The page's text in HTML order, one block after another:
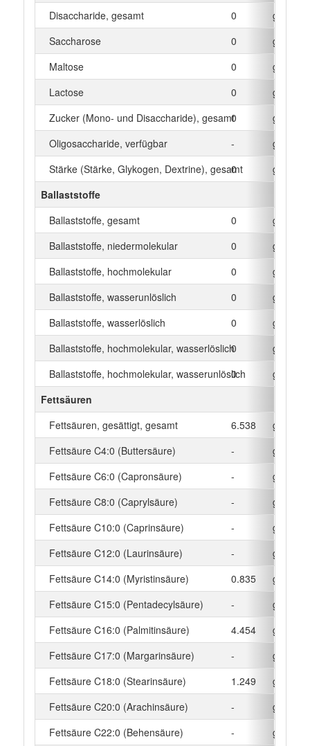
Disaccharide, gesamt
0
g
Saccharose
0
g
Maltose
0
g
Lactose
0
g
Zucker (Mono- und Disaccharide), gesamt0
g
Oligosaccharide, verfügbar
-
g
Stärke (Stärke, Glykogen, Dextrine), gesamt
0
g
Ballaststoffe
Ballaststoffe, gesamt
0
g
Ballaststoffe, niedermolekular
0
g
Ballaststoffe, hochmolekular
0
g
Ballaststoffe, wasserunlöslich
0
g
Ballaststoffe, wasserlöslich
0
g
Ballaststoffe, hochmolekular, wasserlöslich0
g
Ballaststoffe, hochmolekular, wasserunlöslich
0
g
Fettsäuren
Fettsäuren, gesättigt, gesamt
6.538
g
Fettsäure C4:0 (Buttersäure)
-
g
Fettsäure C6:0 (Capronsäure)
-
g
Fettsäure C8:0 (Caprylsäure)
-
g
Fettsäure C10:0 (Caprinsäure)
-
g
Fettsäure C12:0 (Laurinsäure)
-
g
Fettsäure C14:0 (Myristinsäure)
0.835
g
Fettsäure C15:0 (Pentadecylsäure)
-
g
Fettsäure C16:0 (Palmitinsäure)
4.454
g
Fettsäure C17:0 (Margarinsäure)
-
g
Fettsäure C18:0 (Stearinsäure)
1.249
g
Fettsäure C20:0 (Arachinsäure)
-
g
Fettsäure C22:0 (Behensäure)
-
g